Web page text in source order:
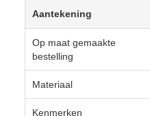
Aantekening
Op maat gemaakte
bestelling
Materiaal
Kenmerken